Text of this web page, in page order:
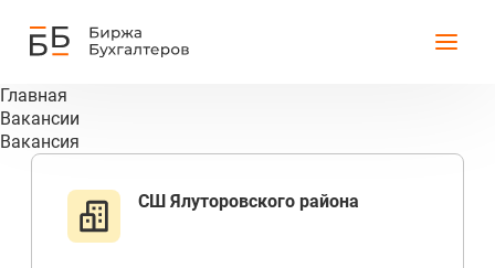
Главная
Вакансии
Вакансия
СШ Ялуторовского района